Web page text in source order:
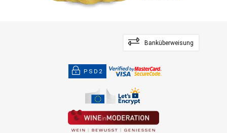
Banküberweisung
PSD2